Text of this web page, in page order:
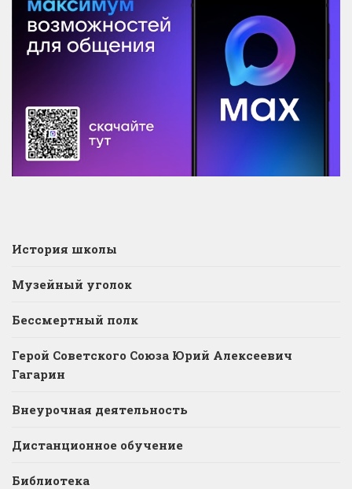
История школы
Музейный уголок
Бессмертный полк
Герой Советского Союза Юрий Алексеевич
Гагарин
Внеурочная деятельность
Дистанционное обучение
Библиотека